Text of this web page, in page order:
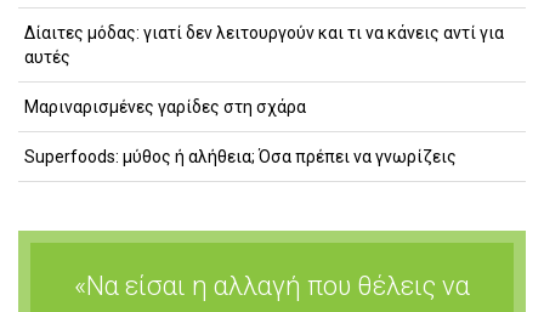
Δίαιτες μόδας: γιατί δεν λειτουργούν και τι να κάνεις αντί για
αυτές
Μαριναρισμένες γαρίδες στη σχάρα
Superfoods: μύθος ή αλήθεια; Όσα πρέπει να γνωρίζεις
«Να είσαι η αλλαγή που θέλεις να